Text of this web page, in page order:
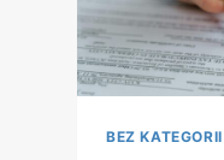
BEZ KATEGORII